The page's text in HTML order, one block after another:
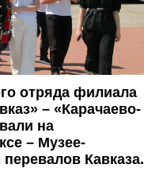
отряда филиала
– «Карачаево-
на
– Музее-
Кавказа.